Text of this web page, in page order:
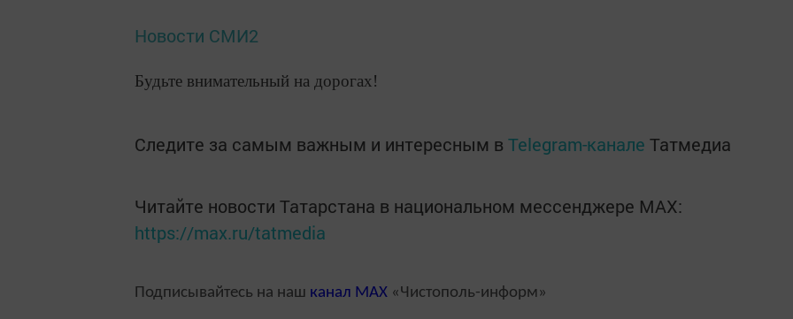
Новости СМИ2
Будьте внимательный на дорогах!
Следите за самым важным и интересным в Telegram-канале Татмедиа
Читайте новости Татарстана в национальном мессенджере MАХ:
https://max.ru/tatmedia
Подписывайтесь на наш канал MAX «Чистополь-информ»